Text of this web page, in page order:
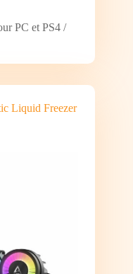
PC et PS4 /
Liquid Freezer